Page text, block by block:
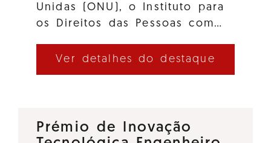
Unidas (ONU), o Instituto para
os Direitos das Pessoas com…
Ver detalhes do destaque
Prémio de Inovação